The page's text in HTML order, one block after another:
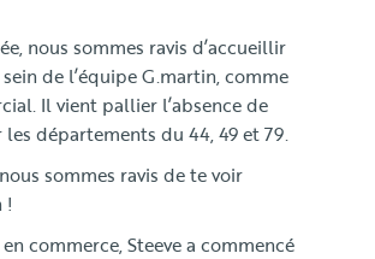
nous sommes ravis d’accueillir
de l’équipe G.martin, comme
Il vient pallier l’absence de
départements du 44, 49 et 79.
sommes ravis de te voir
!
commerce, Steeve a commencé